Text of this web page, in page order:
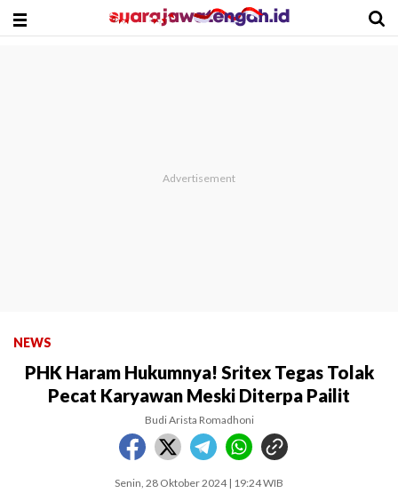
NEWS
PHK Haram Hukumnya! Sritex Tegas Tolak
Pecat Karyawan Meski Diterpa Pailit
Budi Arista Romadhoni
Senin, 28 Oktober 2024 | 19:24 WIB